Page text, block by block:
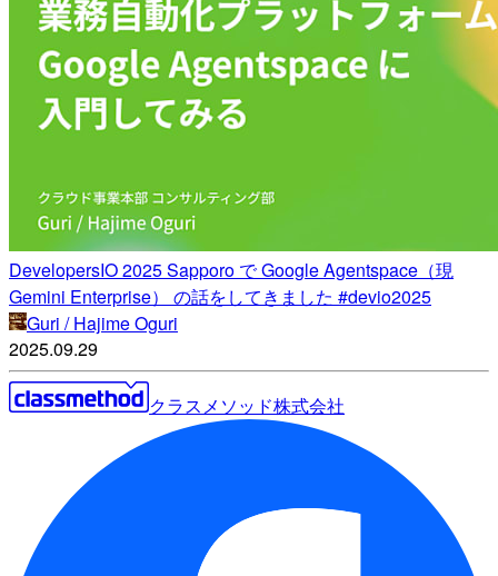
DevelopersIO 2025 Sapporo で Google Agentspace（現
Gemini Enterprise） の話をしてきました #devio2025
Guri / Hajime Oguri
2025.09.29
クラスメソッド株式会社